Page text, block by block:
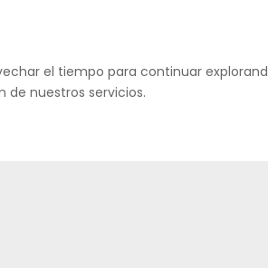
el tiempo para continuar
de nuestros servicios.